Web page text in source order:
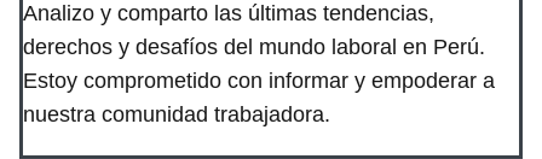
Analizo y comparto las últimas tendencias,
derechos y desafíos del mundo laboral en Perú.
Estoy comprometido con informar y empoderar a
nuestra comunidad trabajadora.